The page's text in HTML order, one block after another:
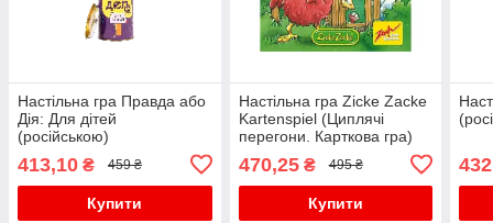
Настільна гра Правда або
Дія: Для дітей
(російською)
413,10 ₴ 459 ₴
Купити
Настільна гра Zicke Zacke
Kartenspiel (Циплячі
перегони. Карткова гра)
470,25₴ 495 ₴
Купити
432